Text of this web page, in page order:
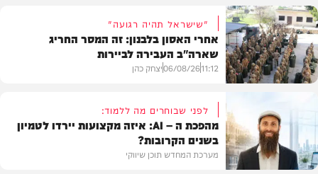
בעולם
מדיני
"שישראל תהיה רגועה"
אחרי האסון בלבנון: זה המסר החריג
שארה"ב העבירה לביירות
11:12
06/08/26יצחק כהן
לפני שבוחרים מה ללמוד:
מהפכת ה – AI: איזה מקצועות יירדו לטמיון
בשנים הקרובות?
מערכת המחדש תוכן שיווקי